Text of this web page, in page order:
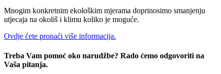
Mnogim konkretnim ekološkim mjerama doprinosimo smanjenju
utjecaja na okoliš i klimu koliko je moguće.
Ovdje ćete pronaći više informacija.
Treba Vam pomoć oko narudžbe? Rado ćemo odgovoriti na
Vaša pitanja.